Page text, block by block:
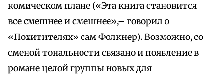
комическом плане («Эта книга становится
все смешнее и смешнее»,– говорил о
«Похитителях» сам Фолкнер). Возможно, со
сменой тональности связано и появление в
романе целой группы новых для